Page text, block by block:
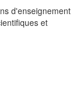
d'enseignement
et